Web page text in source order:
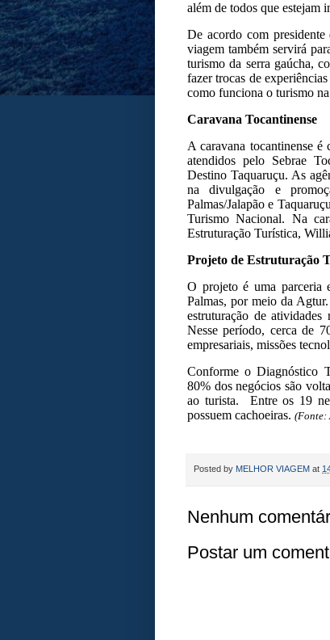
além de todos que estejam
De acordo com
viagem também servirá
turismo da serra gaúcha,
fazer trocas de
como funciona o turismo
Caravana Tocantinense
A caravana tocantinense é
atendidos pelo Sebrae
Destino Taquaruçu. As
na divulgação e
Palmas/Jalapão e
Turismo Nacional. Na
Estruturação Turística,
Projeto de Estruturação
O projeto é uma parceria
Palmas, por meio da
estruturação de
Nesse período, cerca de
empresariais, missões
Conforme o Diagnóstico
80% dos negócios são
ao turista. Entre os 19
possuem cachoeiras. (Fonte:
Posted by MELHOR VIAGEM at
Nenhum
Postar um